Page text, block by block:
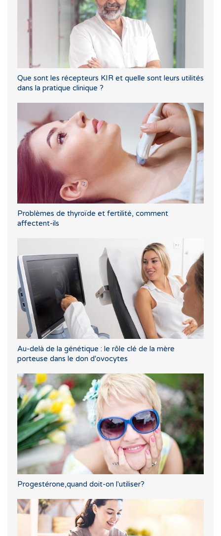
Que sont les récepteurs KIR et quelle sont leurs utilités
dans la pratique clinique ?
Problèmes de thyroïde et fertilité, comment
affectent-ils
Au-delà de la génétique : le rôle clé de la mère
porteuse dans le don d'ovocytes
Progestérone,quand doit-on l'utiliser?